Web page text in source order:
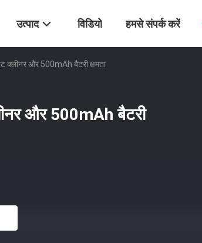
उत्पाद विडियो हमसे संपर्क करें
क्लीनर और 500mAh बैटरी क्षमता
और 500mAh बैटरी